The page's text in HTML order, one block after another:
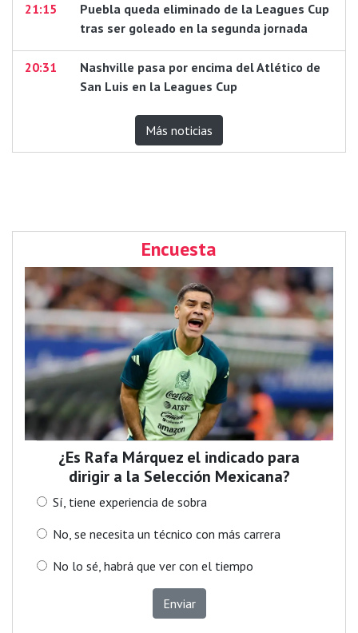
21:15
Puebla queda eliminado de la Leagues Cup
tras ser goleado en la segunda jornada
20:31
Nashville pasa por encima del Atlético de
San Luis en la Leagues Cup
Más noticias
Encuesta
¿Es Rafa Márquez el indicado para
dirigir a la Selección Mexicana?
Sí, tiene experiencia de sobra
No, se necesita un técnico con más carrera
No lo sé, habrá que ver con el tiempo
Enviar